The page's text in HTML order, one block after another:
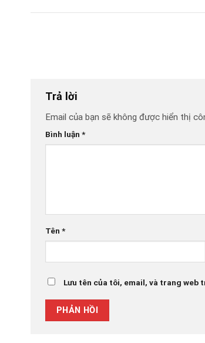
Trả lời
Email của bạn sẽ không được hiển thị
Bình luận *
Tên *
Lưu tên của tôi, email, và trang web